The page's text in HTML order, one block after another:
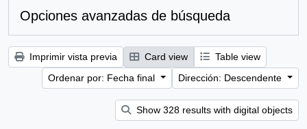
Opciones avanzadas de búsqueda
Imprimir vista previa Card view
Table view
Ordenar por: Fecha final
Dirección: Descendente
Show 328 results with digital objects